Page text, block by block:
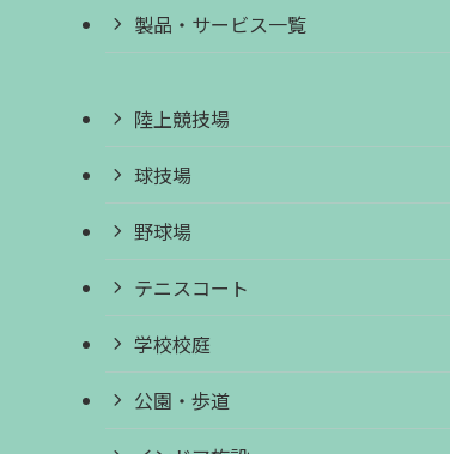
製品・サービス一覧
陸上競技場
球技場
野球場
テニスコート
学校校庭
公園・歩道